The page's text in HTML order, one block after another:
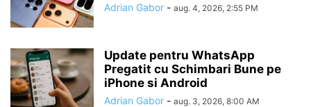
Adrian Gabor - aug. 4, 2026, 2:55 PM
Update pentru WhatsApp
Pregatit cu Schimbari Bune pe
iPhone si Android
Adrian Gabor - aug. 3, 2026, 8:00 AM